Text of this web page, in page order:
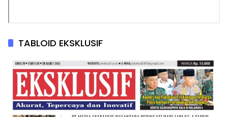
TABLOID EKSKLUSIF